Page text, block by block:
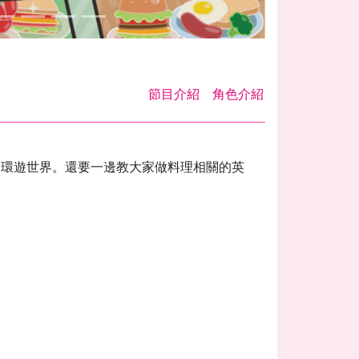
節目介紹 角色介紹
遊世界。還要一邊教大家做料理相關的英